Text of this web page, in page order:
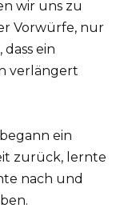
wir uns zu
Vorwürfe, nur
ein
verlängert
ein
zurück, lernte
nach und